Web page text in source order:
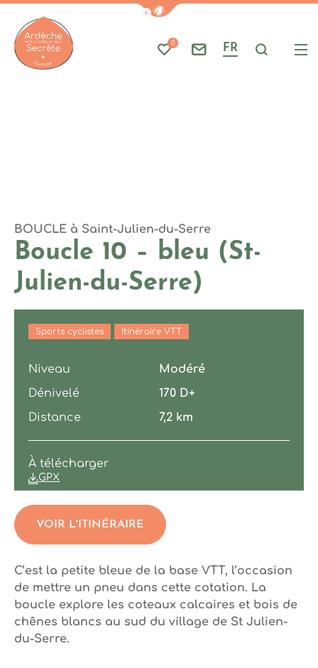
Afficher la barre de
Mes favoris
0
Nous contacter
FR Je
BOUCLE à Saint-Julien-du-Serre
Boucle 10 – bleu (St-
Julien-du-Serre)
Photo 1
C’est la petite bleue de la base VTT, l’occasion
de mettre un pneu dans cette cotation. La
boucle explore les coteaux calcaires et bois de
chênes blancs au sud du village de St Julien-
du-Serre.
Sports cyclistes Itinéraire VTT
Niveau
Modéré
Dénivelé
170 D+
Distance
7,2 km
À télécharger
GPX
VOIR L'ITINÉRAIRE